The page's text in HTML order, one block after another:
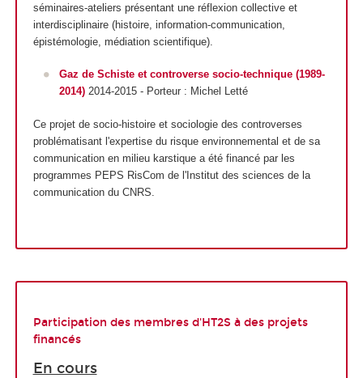
séminaires-ateliers présentant une réflexion collective et
interdisciplinaire (histoire, information-communication,
épistémologie, médiation scientifique).
Gaz de Schiste et controverse socio-technique (1989-
2014) 2014-2015 - Porteur : Michel Letté
Ce projet de socio-histoire et sociologie des controverses
problématisant l'expertise du risque environnemental et de sa
communication en milieu karstique a été financé par les
programmes PEPS RisCom de l'Institut des sciences de la
communication du CNRS.
Participation des membres d'HT2S à des projets
financés
En cours